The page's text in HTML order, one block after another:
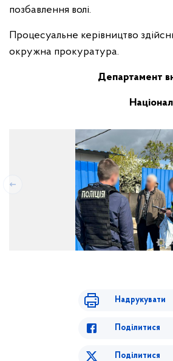
позбавлення волі.
Процесуальне керівництво
окружна прокуратура.
Департамент
Надрукувати
Поділитися
Поділитися